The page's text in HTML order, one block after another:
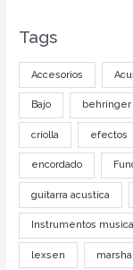
Tags
Accesorios
Bajo behringer
criolla efectos
encordado
guitarra acustica
Instrumentos
lexsen